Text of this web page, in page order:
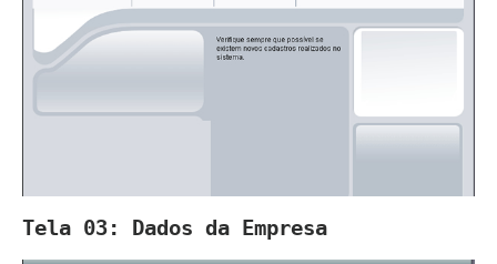
Tela 03: Dados da Empresa